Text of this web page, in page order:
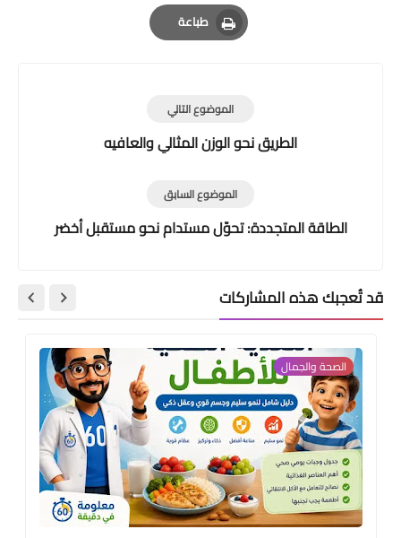
Whatsapp
طباعة
Print
الموضوع التالي
الطريق نحو الوزن المثالي والعافيه
الموضوع السابق
الطاقة المتجددة: تحوّل مستدام نحو مستقبل أخضر
قد تُعجبك هذه المشاركات
الصحة والجمال